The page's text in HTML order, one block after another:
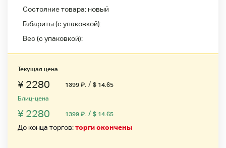
Состояние товара: новый
Габариты (с упаковкой):
Вес (с упаковкой):
Текущая цена
¥ 2280 1399 ₽. / $ 14.65
Блиц-цена
¥ 2280 1399 ₽. / $ 14.65
До конца торгов:торги окончены